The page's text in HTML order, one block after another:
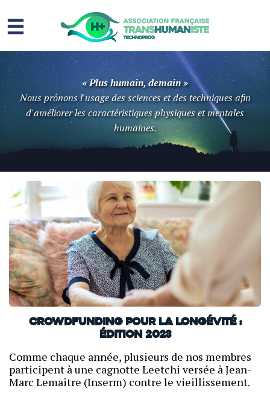
☰
Homme augmenté
Immortalité ?
Question sociale
Risques
Contact
« Plus humain, demain »
Nous prônons l'usage des sciences et des techniques afin
d'améliorer les caractéristiques physiques et mentales
humaines.
Crowdfunding pour la longévité :
édition 2023
Comme chaque année, plusieurs de nos membres
participent à une cagnotte Leetchi versée à Jean-
Marc Lemaitre (Inserm) contre le vieillissement.